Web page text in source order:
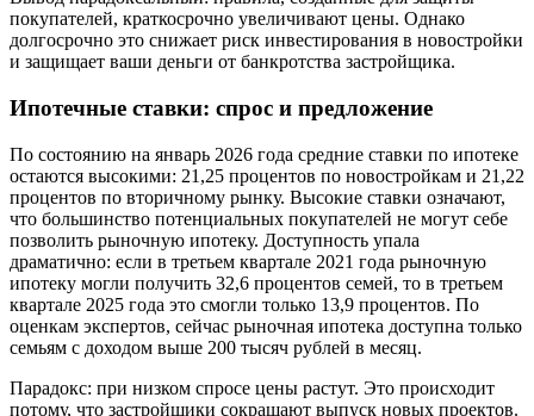
покупателей, краткосрочно увеличивают цены. Однако
долгосрочно это снижает риск инвестирования в новостройки
и защищает ваши деньги от банкротства застройщика.
Ипотечные ставки: спрос и предложение
По состоянию на январь 2026 года средние ставки по ипотеке
остаются высокими: 21,25 процентов по новостройкам и 21,22
процентов по вторичному рынку. Высокие ставки означают,
что большинство потенциальных покупателей не могут себе
позволить рыночную ипотеку. Доступность упала
драматично: если в третьем квартале 2021 года рыночную
ипотеку могли получить 32,6 процентов семей, то в третьем
квартале 2025 года это смогли только 13,9 процентов. По
оценкам экспертов, сейчас рыночная ипотека доступна только
семьям с доходом выше 200 тысяч рублей в месяц.
Парадокс: при низком спросе цены растут. Это происходит
потому, что застройщики сокращают выпуск новых проектов.